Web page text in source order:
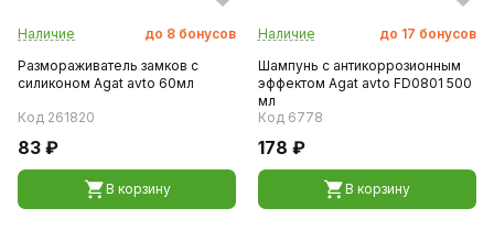
Наличие до 8 бонусов
Размораживатель замков с
силиконом Agat avto 60мл
Код 261820
83 ₽
В корзину
Наличие до 17 бонусов
Шампунь с антикоррозионным
эффектом Agat avto FD0801 500
мл
Код 6778
178 ₽
В корзину